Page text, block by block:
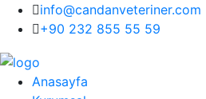
info@candanveteriner.com
+90 232 855 55 59
Anasayfa